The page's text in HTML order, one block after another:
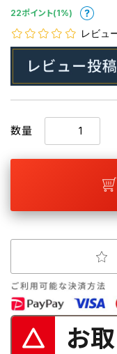
22ポイント(1%)
レビュ
数量
お